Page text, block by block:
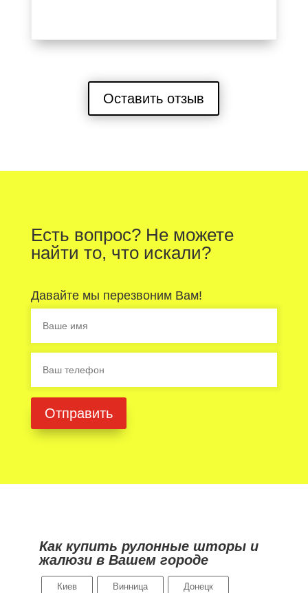
Оставить отзыв
Есть вопрос? Не можете
найти то, что искали?
Дaвaйтe мы пepeзвoним Baм!
Как купить рулонные шторы и
жалюзи в Вашем городе
Киев Винница Донецк